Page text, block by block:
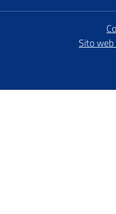
Sito web